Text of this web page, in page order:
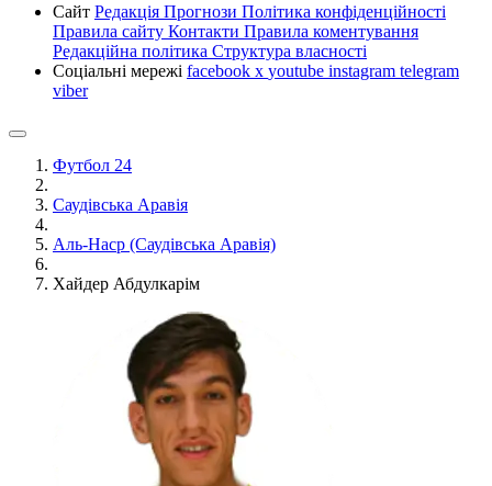
Сайт Редакція Прогнози Політика конфіденційності
Правила сайту Контакти Правила коментування
Редакційна політика Структура власності
Соціальні мережі facebook x youtube instagram telegram
viber
Футбол 24
Саудівська Аравія
Аль-Наср (Саудівська Аравія)
Хайдер Абдулкарім